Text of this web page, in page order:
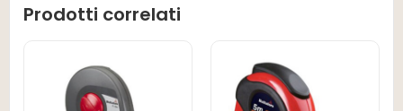
Prodotti correlati